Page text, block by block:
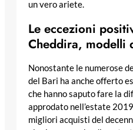
un vero ariete.
Le eccezioni
Cheddira, modelli
Nonostante le numerose
del Bari ha anche offerto
che hanno saputo fare la
approdato nell’estate
migliori acquisti del